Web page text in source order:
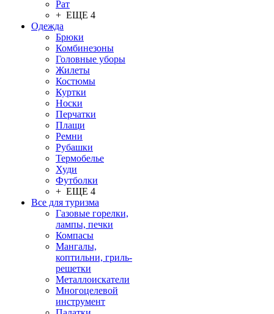
Рат
+ ЕЩЕ 4
Одежда
Брюки
Комбинезоны
Головные уборы
Жилеты
Костюмы
Куртки
Носки
Перчатки
Плащи
Ремни
Рубашки
Термобелье
Худи
Футболки
+ ЕЩЕ 4
Все для туризма
Газовые горелки,
лампы, печки
Компасы
Мангалы,
коптильни, гриль-
решетки
Металлоискатели
Многоцелевой
инструмент